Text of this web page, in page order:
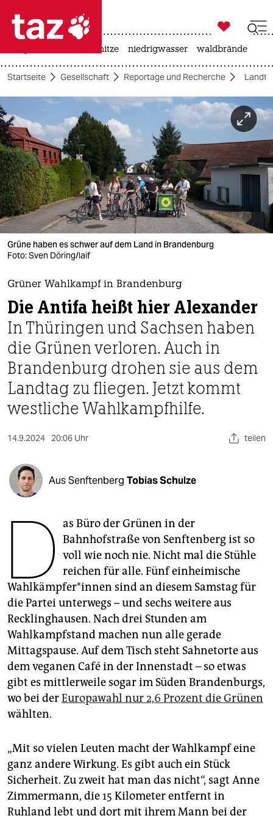
 taz zahl ich
taz zahl ich
themen
politik
öko
gesellschaft
kultur
sport
berlin
nord
wahrheit
verlag
verlag
veranstaltungen
unterstützen
genossenschaft
epaper login

taz zahl ich
hitze niedrigwasser waldbrände
Startseite Gesellschaft Reportage und Recherche
Grüne haben es schwer auf dem Land in Brandenburg
Foto: Sven Döring/laif
Grüner Wahlkampf in Brandenburg
Die Antifa heißt hier Alexander
In Thüringen und Sachsen haben
die Grünen verloren. Auch in
Brandenburg drohen sie aus dem
Landtag zu fliegen. Jetzt kommt
westliche Wahlkampfhilfe.
14.9.2024 20:06 Uhr teilen
Aus Senftenberg Tobias Schulze
D as Büro der Grünen in der
Bahnhofstraße von Senftenberg ist so
voll wie noch nie. Nicht mal die Stühle
reichen für alle. Fünf einheimische
Wahl­kämp­fe­r*in­nen sind an diesem Samstag für
die Partei unterwegs – und sechs weitere aus
Recklinghausen. Nach drei Stunden am
Wahlkampfstand machen nun alle gerade
Mittagspause. Auf dem Tisch steht Sahnetorte aus
dem veganen Café in der Innenstadt – so etwas
gibt es mittlerweile sogar im Süden Brandenburgs,
wo bei derEuropawahl nur 2,6 Prozent die Grünen
wählten.
„Mit so vielen Leuten macht der Wahlkampf eine
ganz andere Wirkung. Es gibt auch ein Stück
Sicherheit. Zu zweit hat man das nicht“, sagt Anne
Zimmermann, die 15 Kilometer entfernt in
Ruhland lebt und dort mit ihrem Mann bei der